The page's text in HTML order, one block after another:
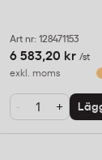
Art nr: 128471153
6 583,20 kr /st
exkl. moms
- +